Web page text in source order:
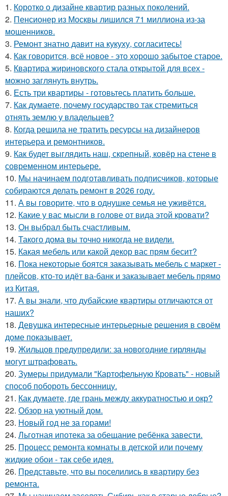
1. Коротко о дизайне квартир разных поколений.
2. Пенсионер из Москвы лишился 71 миллиона из-за
мошенников.
3. Ремонт знатно давит на кукуху, согласитесь!
4. Как говорится, всё новое - это хорошо забытое старое.
5. Квартира жириновского стала открытой для всех -
можно заглянуть внутрь.
6. Есть три квартиры - готовьтесь платить больше.
7. Как думаете, почему государство так стремиться
отнять землю у владельцев?
8. Когда решила не тратить ресурсы на дизайнеров
интерьера и ремонтников.
9. Как будет выглядить наш, скрепный, ковёр на стене в
современном интерьере.
10. Мы начинаем подготавливать подписчиков, которые
собираются делать ремонт в 2026 году.
11. А вы говорите, что в однушке семья не уживётся.
12. Какие у вас мысли в голове от вида этой кровати?
13. Он выбрал быть счастливым.
14. Такого дома вы точно никогда не видели.
15. Какая мебель или какой декор вас прям бесит?
16. Пока некоторые боятся заказывать мебель с маркет -
плейсов, кто-то идёт ва-банк и заказывает мебель прямо
из Китая.
17. А вы знали, что дубайские квартиры отличаются от
наших?
18. Девушка интересные интерьерные решения в своём
доме показывает.
19. Жильцов предупредили: за новогодние гирлянды
могут штрафовать.
20. Зумеры придумали "Картофельную Кровать" - новый
способ побороть бессонницу.
21. Как думаете, где грань между аккуратностью и окр?
22. Обзор на уютный дом.
23. Новый год не за горами!
24. Льготная ипотека за обещание ребёнка завести.
25. Процесс ремонта комнаты в детской или почему
жидкие обои - так себе идея.
26. Представьте, что вы поселились в квартиру без
ремонта.